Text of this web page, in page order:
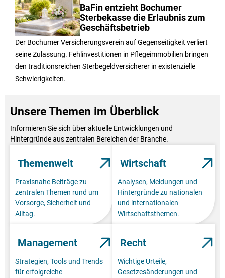
BaFin entzieht Bochumer
Sterbekasse die Erlaubnis zum
Geschäftsbetrieb
Der Bochumer Versicherungsverein auf Gegenseitigkeit verliert
seine Zulassung. Fehlinvestitionen in Pflegeimmobilien bringen
den traditionsreichen Sterbegeldversicherer in existenzielle
Schwierigkeiten.
Unsere Themen im Überblick
Informieren Sie sich über aktuelle Entwicklungen und
Hintergründe aus zentralen Bereichen der Branche.
Themenwelt
Praxisnahe Beiträge zu
zentralen Themen rund um
Vorsorge, Sicherheit und
Alltag.
Wirtschaft
Analysen, Meldungen und
Hintergründe zu nationalen
und internationalen
Wirtschaftsthemen.
Management
Strategien, Tools und Trends
für erfolgreiche
Recht
Wichtige Urteile,
Gesetzesänderungen und